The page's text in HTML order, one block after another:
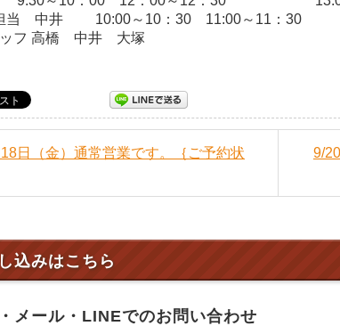
担当 中井 10:00～10：30 11:00
ッフ 高橋 中井 大塚
日（金）通常営業です。｛ご予約状
9/
込みはこちら
メール・LINEでのお問い合わせ